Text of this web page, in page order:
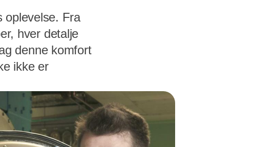
oplevelse. Fra
hver detalje
denne komfort
ikke er